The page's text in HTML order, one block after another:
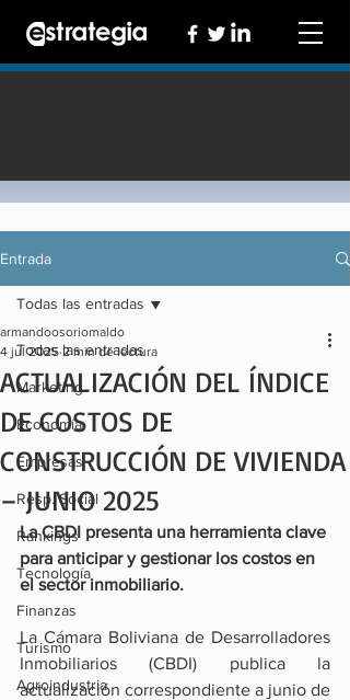
Entrada
Todas las entradas
Marketing
Economía
Empresas
Resp. Social
Rankings
Tecnología
Finanzas
Turismo
Agroindustria
Todas las entradas
ACTUALIZACIÓN DEL ÍNDICE
DE COSTOS DE
CONSTRUCCIÓN DE VIVIENDA
– JUNIO 2025
armandoosoriomaldo
4 jul 2025 2 min de lectura
La CBDI presenta una herramienta clave
para anticipar y gestionar los costos en
el sector inmobiliario.
La Cámara Boliviana de Desarrolladores
Inmobiliarios (CBDI) publica la
actualización correspondiente a junio de